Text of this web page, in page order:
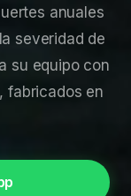
anuales
severidad de
su equipo con
fabricados en